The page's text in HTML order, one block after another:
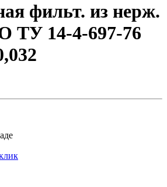
фильт. из нерж.
14-4-697-76